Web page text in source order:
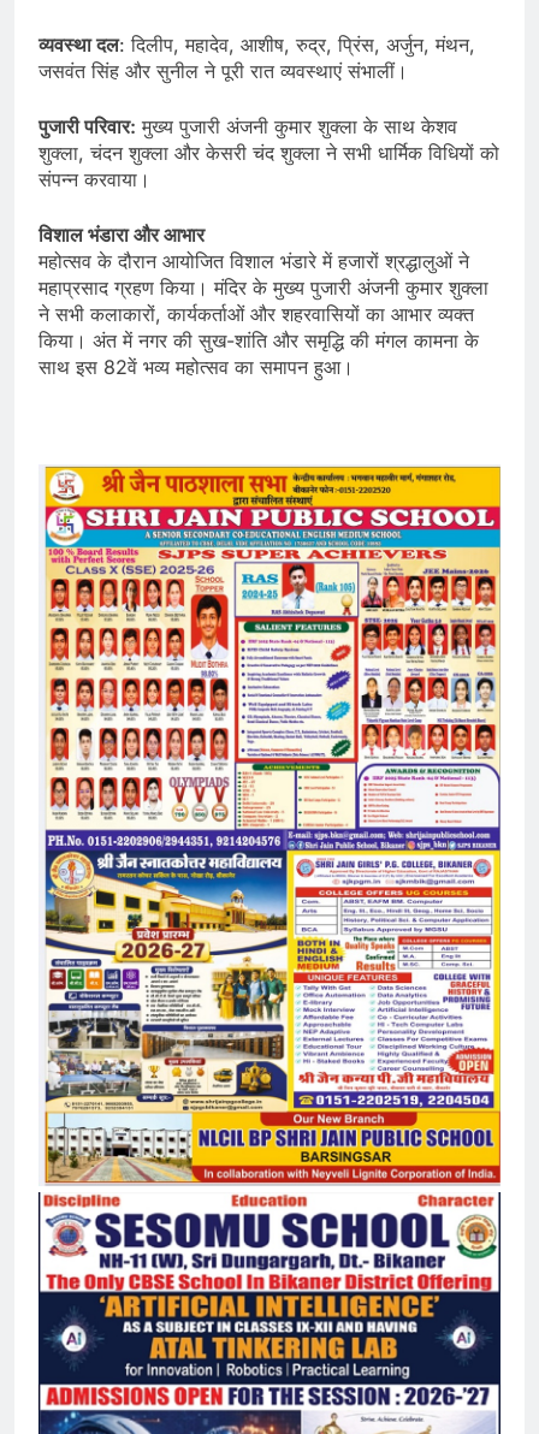
व्यवस्था दल: दिलीप, महादेव, आशीष, रुद्र, प्रिंस, अर्जुन, मंथन,
जसवंत सिंह और सुनील ने पूरी रात व्यवस्थाएं संभालीं।
पुजारी परिवार: मुख्य पुजारी अंजनी कुमार शुक्ला के साथ केशव
शुक्ला, चंदन शुक्ला और केसरी चंद शुक्ला ने सभी धार्मिक विधियों को
संपन्न करवाया।
विशाल भंडारा और आभार
महोत्सव के दौरान आयोजित विशाल भंडारे में हजारों श्रद्धालुओं ने
महाप्रसाद ग्रहण किया। मंदिर के मुख्य पुजारी अंजनी कुमार शुक्ला
ने सभी कलाकारों, कार्यकर्ताओं और शहरवासियों का आभार व्यक्त
किया। अंत में नगर की सुख-शांति और समृद्धि की मंगल कामना के
साथ इस 82वें भव्य महोत्सव का समापन हुआ।